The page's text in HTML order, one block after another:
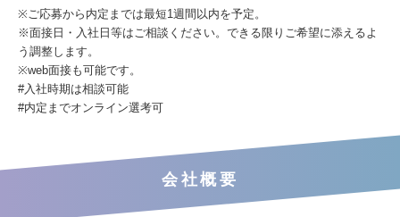
※ご応募から内定までは最短1週間以内を予定。
※面接日・入社日等はご相談ください。できる限りご希望に添えるよ
う調整します。
※web面接も可能です。
#入社時期は相談可能
#内定までオンライン選考可
会社概要